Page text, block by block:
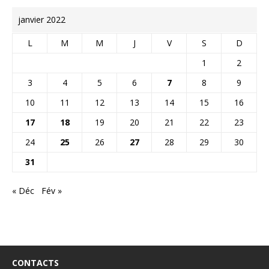
janvier 2022
L M M J V S
D
1
2
3
4 5 6 7 8
9
10
11 12 13 14 15
16
17
18 19 20 21 22
23
24
25 26 27 28 29
30
31
« Déc Fév »
CONTACTS